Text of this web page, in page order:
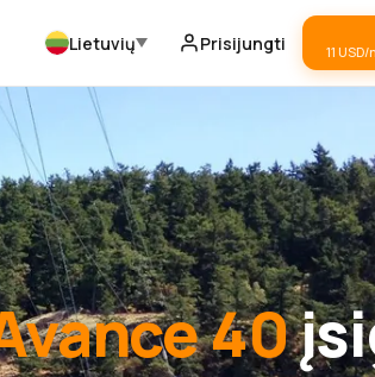
Lietuvių Prisijungti 11
40